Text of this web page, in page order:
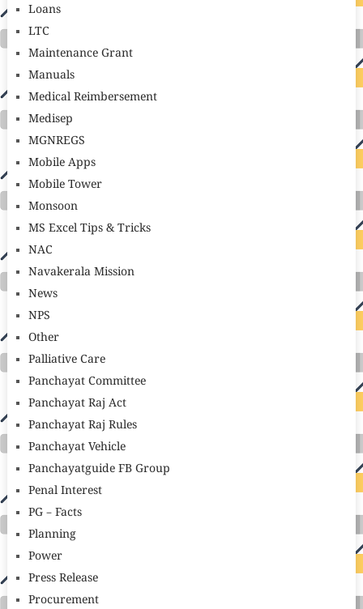
Loans
LTC
Maintenance Grant
Manuals
Medical Reimbersement
Medisep
MGNREGS
Mobile Apps
Mobile Tower
Monsoon
MS Excel Tips & Tricks
NAC
Navakerala Mission
News
NPS
Other
Palliative Care
Panchayat Committee
Panchayat Raj Act
Panchayat Raj Rules
Panchayat Vehicle
Panchayatguide FB Group
Penal Interest
PG – Facts
Planning
Power
Press Release
Procurement